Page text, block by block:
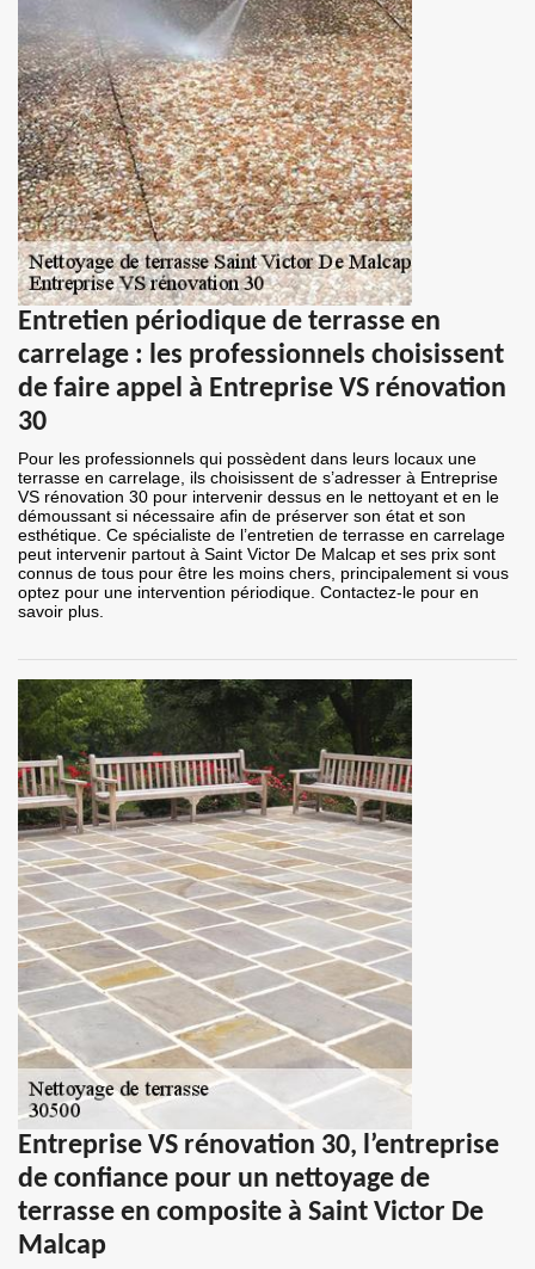
Entretien périodique de terrasse en
carrelage : les professionnels choisissent
de faire appel à Entreprise VS rénovation
30
Pour les professionnels qui possèdent dans leurs locaux une
terrasse en carrelage, ils choisissent de s’adresser à Entreprise
VS rénovation 30 pour intervenir dessus en le nettoyant et en le
démoussant si nécessaire afin de préserver son état et son
esthétique. Ce spécialiste de l’entretien de terrasse en carrelage
peut intervenir partout à Saint Victor De Malcap et ses prix sont
connus de tous pour être les moins chers, principalement si vous
optez pour une intervention périodique. Contactez-le pour en
savoir plus.
Entreprise VS rénovation 30, l’entreprise
de confiance pour un nettoyage de
terrasse en composite à Saint Victor De
Malcap